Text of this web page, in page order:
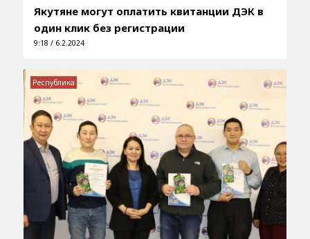
Якутяне могут оплатить квитанции ДЭК в
один клик без регистрации
9:18 / 6.2.2024
Республика